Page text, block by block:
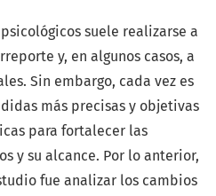
suele realizarse a
y, en algunos casos, a
Sin embargo, cada vez es
más precisas y objetivas
para fortalecer las
y su alcance. Por lo anterior,
fue analizar los cambios